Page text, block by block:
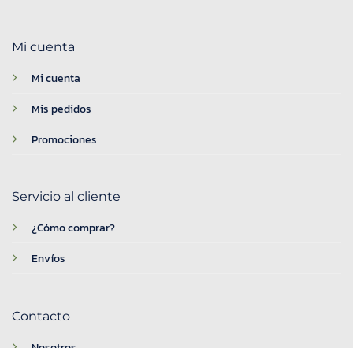
Mi cuenta
Mi cuenta
Mis pedidos
Promociones
Servicio al cliente
¿Cómo comprar?
Envíos
Contacto